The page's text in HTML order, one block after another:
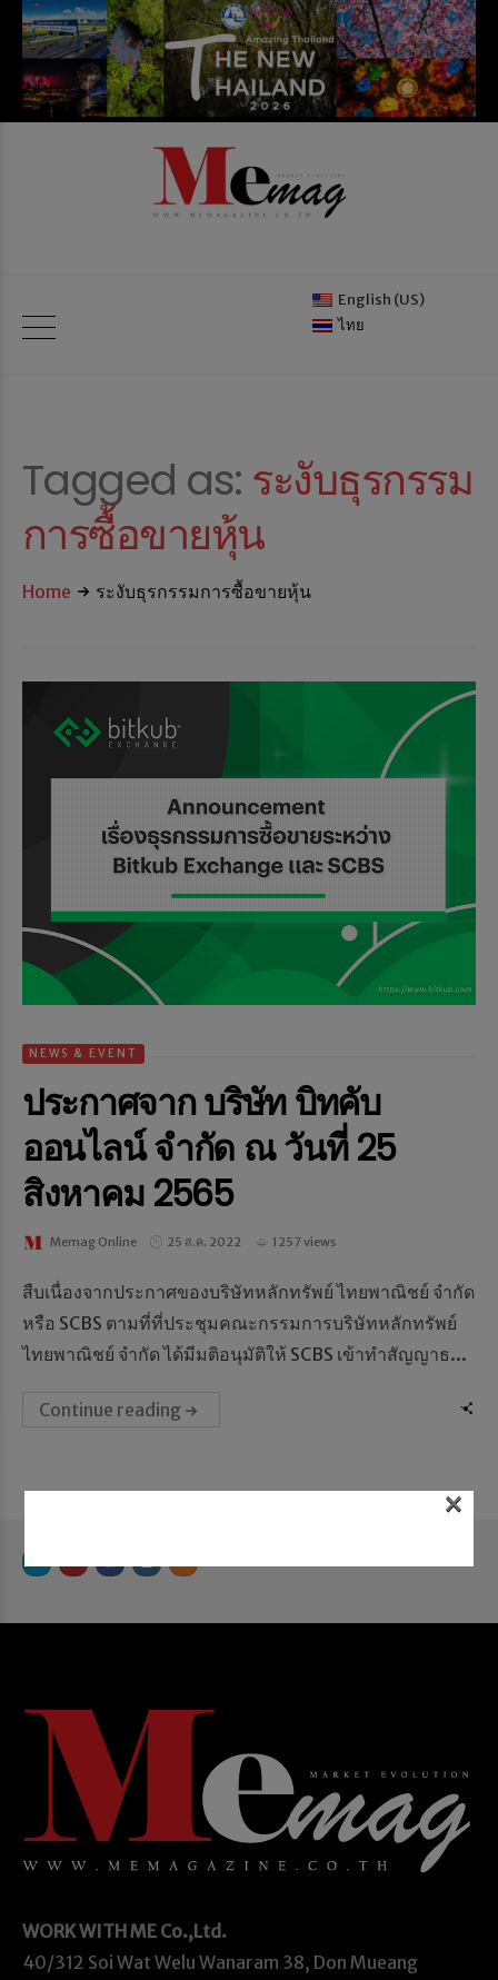
English (US)
ไทย
Tagged as: ระงับธุรกรรม
การซื้อขายหุ้น
Home ระงับธุรกรรมการซื้อขายหุ้น
NEWS & EVENT
ประกาศจาก บริษัท บิทคับ
ออนไลน์ จำกัด ณ วันที่ 25
สิงหาคม 2565
Memag Online 25 ส.ค. 2022 1257 views
สืบเนื่องจากประกาศของบริษัทหลักทรัพย์ ไทยพาณิชย์ จำกัด
หรือ SCBS ตามที่ที่ประชุมคณะกรรมการบริษัทหลักทรัพย์
ไทยพาณิชย์ จำกัด ได้มีมติอนุมัติให้ SCBS เข้าทำสัญญาธ...
Continue reading
WORK WITH ME Co.,Ltd.
40/312 Soi Wat Welu Wanaram 38, Don Mueang
×